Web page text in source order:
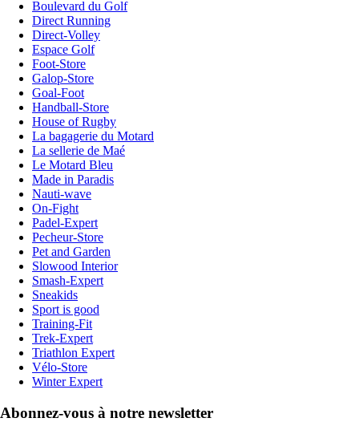
Boulevard du Golf
Direct Running
Direct-Volley
Espace Golf
Foot-Store
Galop-Store
Goal-Foot
Handball-Store
House of Rugby
La bagagerie du Motard
La sellerie de Maé
Le Motard Bleu
Made in Paradis
Nauti-wave
On-Fight
Padel-Expert
Pecheur-Store
Pet and Garden
Slowood Interior
Smash-Expert
Sneakids
Sport is good
Training-Fit
Trek-Expert
Triathlon Expert
Vélo-Store
Winter Expert
Abonnez-vous à notre newsletter